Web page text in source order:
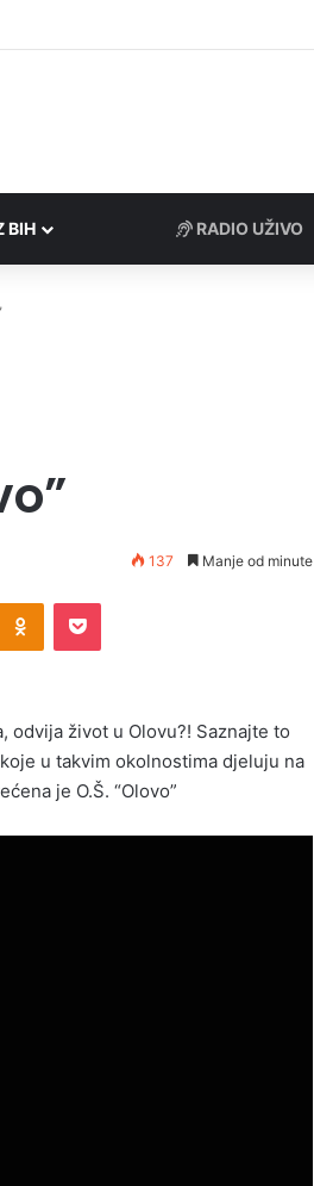
ZDK izvršili 24 inspekcijska nadzora
BIH RADIO UŽIVO
137 Manje od minute
Odnoklassniki
Pocket
odvija život u Olovu?! Saznajte to
u takvim okolnostima djeluju na
je O.Š. “Olovo”